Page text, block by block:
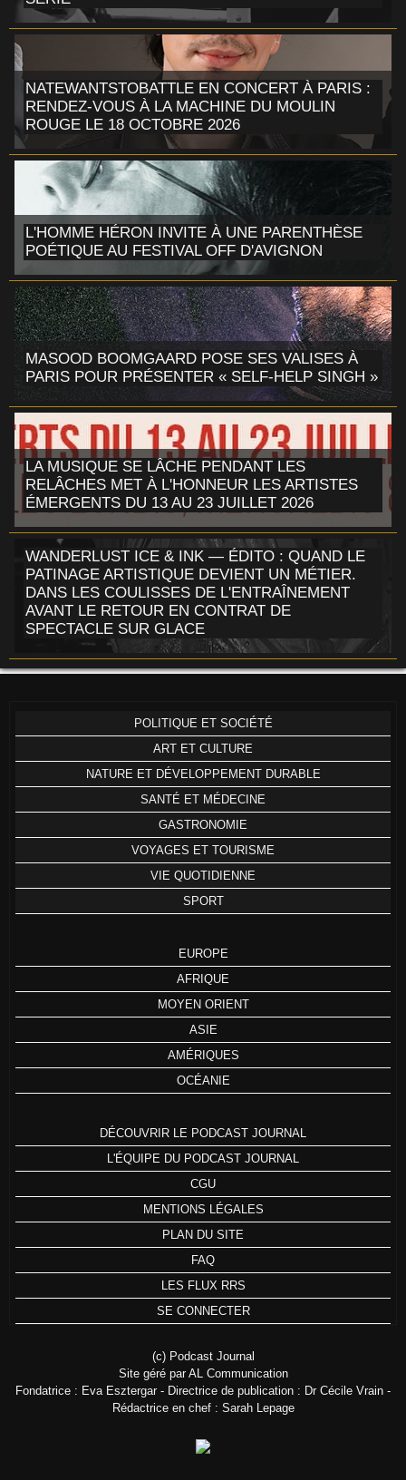
NATEWANTSTOBATTLE EN CONCERT À PARIS :
RENDEZ-VOUS À LA MACHINE DU MOULIN
ROUGE LE 18 OCTOBRE 2026
L'HOMME HÉRON INVITE À UNE PARENTHÈSE
POÉTIQUE AU FESTIVAL OFF D'AVIGNON
MASOOD BOOMGAARD POSE SES VALISES À
PARIS POUR PRÉSENTER « SELF-HELP SINGH »
LA MUSIQUE SE LÂCHE PENDANT LES
RELÂCHES MET À L'HONNEUR LES ARTISTES
ÉMERGENTS DU 13 AU 23 JUILLET 2026
WANDERLUST ICE & INK — ÉDITO : QUAND LE
PATINAGE ARTISTIQUE DEVIENT UN MÉTIER.
DANS LES COULISSES DE L'ENTRAÎNEMENT
AVANT LE RETOUR EN CONTRAT DE
SPECTACLE SUR GLACE
POLITIQUE ET SOCIÉTÉ
ART ET CULTURE
NATURE ET DÉVELOPPEMENT DURABLE
SANTÉ ET MÉDECINE
GASTRONOMIE
VOYAGES ET TOURISME
VIE QUOTIDIENNE
SPORT
EUROPE
AFRIQUE
MOYEN ORIENT
ASIE
AMÉRIQUES
OCÉANIE
DÉCOUVRIR LE PODCAST JOURNAL
L'ÉQUIPE DU PODCAST JOURNAL
CGU
MENTIONS LÉGALES
PLAN DU SITE
FAQ
LES FLUX RRS
SE CONNECTER
(c) Podcast Journal
Site géré par AL Communication
Fondatrice : Eva Esztergar - Directrice de publication : Dr Cécile Vrain -
Rédactrice en chef : Sarah Lepage